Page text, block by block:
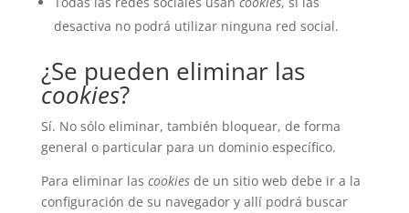
desactiva no podrá utilizar ninguna red social.
¿Se pueden eliminar las
cookies?
Sí. No sólo eliminar, también bloquear, de forma
general o particular para un dominio específico.
Para eliminar las cookiesde un sitio web debe ir a la
configuración de su navegador y allí podrá buscar